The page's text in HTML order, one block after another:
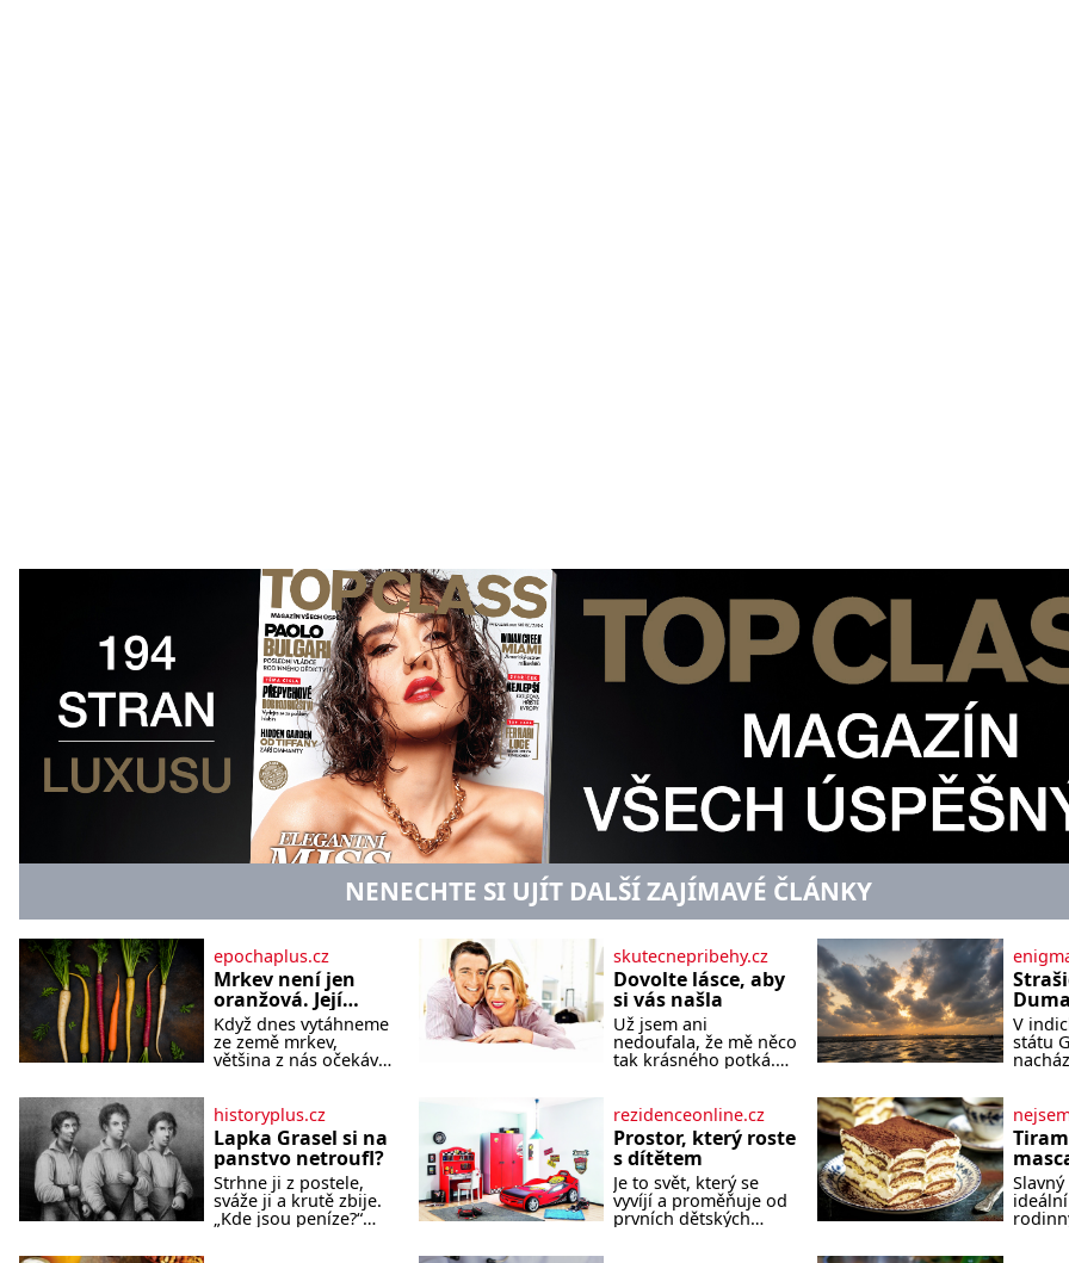
NENECHTE SI UJÍT DALŠÍ ZAJÍMAVÉ ČLÁNKY
epochaplus.cz
Mrkev není jen
oranžová. Její
neuvěřitelný
příběh začíná
fialovou barvou
Když dnes vytáhneme
ze země mrkev,
většina z nás očekává
historie je mrkev
všechno možné, jen
ne oranžová. Je
fialová, žlutá, bílá,
někdy dokonce téměř
černá. Až díky stovkám
let pečlivého šlechtění
skutecnepribehy.cz
Dovolte lásce, aby
si vás našla
Už jsem ani
nedoufala, že mě něco
tak krásného potká.
pohled. Poprvé jsem
se vdávala, když mi
bylo dvacet. Oba jsme
byli mladí a byl to tak
říkajíc sňatek z
rozumu. Rodiče nás
dali dohromady, Toník
písek
ze
zlo?
V
státu
tomu
písek
má
historyplus.cz
Lapka Grasel si na
panstvo netroufl?
Strhne ji z postele,
sváže ji a krutě zbije.
„Kde jsou peníze?“
rezidenceonline.cz
Prostor, který roste
s dítětem
Je to svět, který se
vyvíjí a proměňuje od
prvních dětských
Slavný
ideální